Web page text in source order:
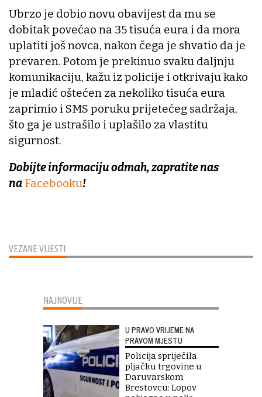
VEZANE VIJESTI
Ubrzo je dobio novu obavijest da mu se
dobitak povećao na 35 tisuća eura i da mora
uplatiti još novca, nakon čega je shvatio da je
prevaren. Potom je prekinuo svaku daljnju
komunikaciju, kažu iz policije i otkrivaju kako
je mladić oštećen za nekoliko tisuća eura
zaprimio i SMS poruku prijetećeg sadržaja,
što ga je ustrašilo i uplašilo za vlastitu
sigurnost.
Dobijte informaciju odmah, zapratite nas
na Facebooku!
NAJNOVIJE
U PRAVO VRIJEME NA
PRAVOM MJESTU
Policija spriječila
pljačku trgovine u
Daruvarskom
Brestovcu: Lopov